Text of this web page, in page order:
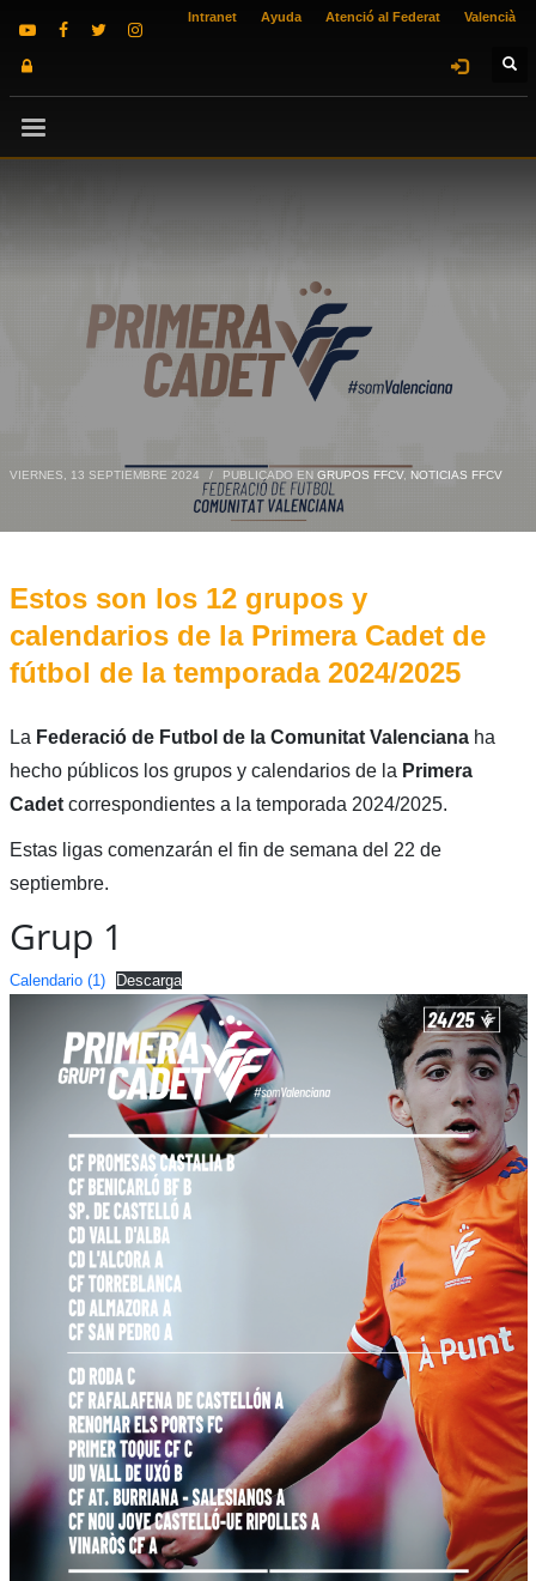
Intranet Ayuda Atenció al Federat Valencià
VIERNES, 13 SEPTIEMBRE 2024 / PUBLICADO EN GRUPOS FFCV, NOTICIAS FFCV
Estos son los 12 grupos y
calendarios de la Primera Cadet de
fútbol de la temporada 2024/2025
La Federació de Futbol de la Comunitat Valencianaha
hecho públicos los grupos y calendarios de la Primera
Cadet correspondientes a la temporada 2024/2025.
Estas ligas comenzarán el fin de semana del 22 de
septiembre.
Grup 1
Calendario (1) Descarga